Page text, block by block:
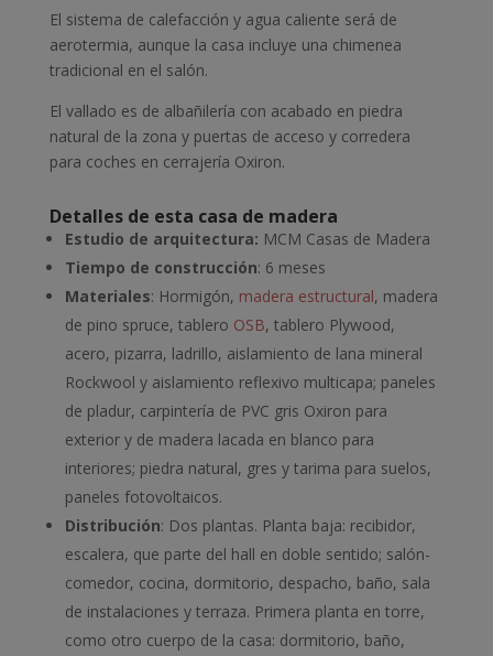
El sistema de calefacción y agua caliente será de
aerotermia, aunque la casa incluye una chimenea
tradicional en el salón.
El vallado es de albañilería con acabado en piedra
natural de la zona y puertas de acceso y corredera
para coches en cerrajería Oxiron.
Detalles de esta casa de madera
Estudio de arquitectura: MCM Casas de Madera
Tiempo de construcción: 6 meses
Materiales: Hormigón, madera estructural, madera
de pino spruce, tablero OSB, tablero Plywood,
acero, pizarra, ladrillo, aislamiento de lana mineral
Rockwool y aislamiento reflexivo multicapa; paneles
de pladur, carpintería de PVC gris Oxiron para
exterior y de madera lacada en blanco para
interiores; piedra natural, gres y tarima para suelos,
paneles fotovoltaicos.
Distribución: Dos plantas. Planta baja: recibidor,
escalera, que parte del hall en doble sentido; salón-
comedor, cocina, dormitorio, despacho, baño, sala
de instalaciones y terraza. Primera planta en torre,
como otro cuerpo de la casa: dormitorio, baño,